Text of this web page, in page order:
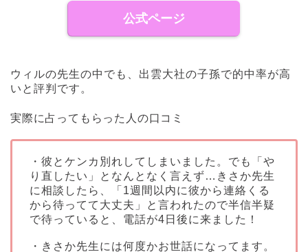
公式ページ
ウィルの先生の中でも、出雲大社の子孫で的中率が高
いと評判です。
実際に占ってもらった人の口コミ
・彼とケンカ別れしてしまいました。でも「や
り直したい」となんとなく言えず…きさか先生
に相談したら、「1週間以内に彼から連絡くる
から待ってて大丈夫」と言われたので半信半疑
で待っていると、電話が4日後に来ました！
・きさか先生には何度かお世話になってます。